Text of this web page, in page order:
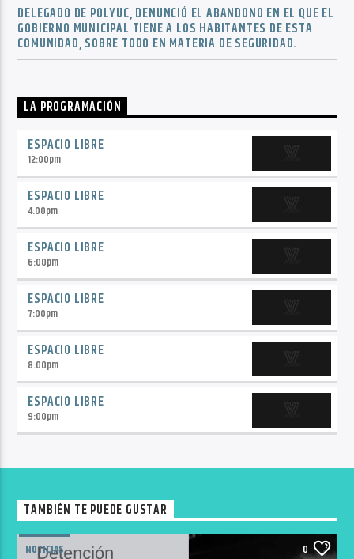
DELEGADO DE POLYUC, DENUNCIÓ EL ABANDONO EN EL QUE EL
GOBIERNO MUNICIPAL TIENE A LOS HABITANTES DE ESTA
COMUNIDAD, SOBRE TODO EN MATERIA DE SEGURIDAD.
LA PROGRAMACIÓN
ESPACIO LIBRE
12:00pm
ESPACIO LIBRE
4:00pm
ESPACIO LIBRE
6:00pm
ESPACIO LIBRE
7:00pm
ESPACIO LIBRE
8:00pm
ESPACIO LIBRE
9:00pm
TAMBIÉN TE PUEDE GUSTAR
NOTICIAS 0